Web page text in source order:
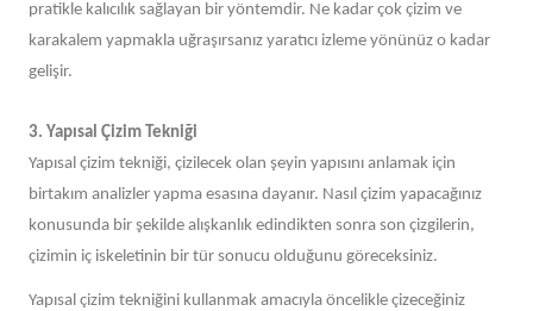
pratikle kalıcılık sağlayan bir yöntemdir. Ne kadar çok çizim ve
karakalem yapmakla uğraşırsanız yaratıcı izleme yönünüz o kadar
gelişir.
3. Yapısal Çizim Tekniği
Yapısal çizim tekniği, çizilecek olan şeyin yapısını anlamak için
birtakım analizler yapma esasına dayanır. Nasıl çizim yapacağınız
konusunda bir şekilde alışkanlık edindikten sonra son çizgilerin,
çizimin iç iskeletinin bir tür sonucu olduğunu göreceksiniz.
Yapısal çizim tekniğini kullanmak amacıyla öncelikle çizeceğiniz